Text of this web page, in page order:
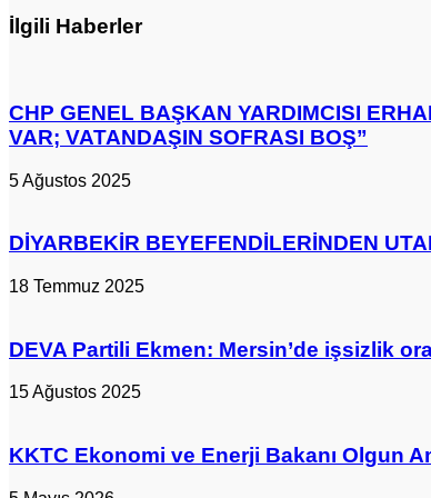
Yanına
üyelerimizden
ve
bir
teşvik
talebi
aday
oldum"
İlgili Haberler
CHP GENEL BAŞKAN YARDIMCISI
VAR; VATANDAŞIN SOFRASI BOŞ”
5 Ağustos 2025
DİYARBEKİR BEYEFENDİLERİNDEN
18 Temmuz 2025
DEVA Partili Ekmen: Mersin’de işsizlik
15 Ağustos 2025
KKTC Ekonomi ve Enerji Bakanı Olgun